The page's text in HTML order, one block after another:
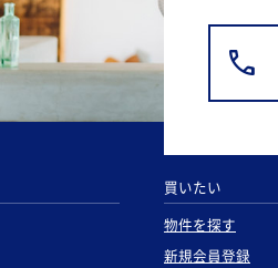
買いたい
物件を探す
新規会員登録